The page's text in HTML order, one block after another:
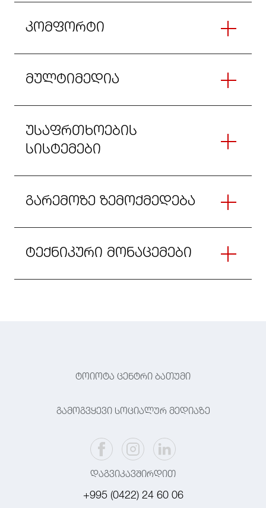
კომფორტი
მულტიმედია
უსაფრთხოების
სისტემები
გარემოზე ზემოქმედება
ტექნიკური მონაცემები
ტოიოტა ცენტრი ბათუმი
გამოგვყევი სოციალურ მედიაზე
დაგვიკავშირდით
+995 (0422) 24 60 06